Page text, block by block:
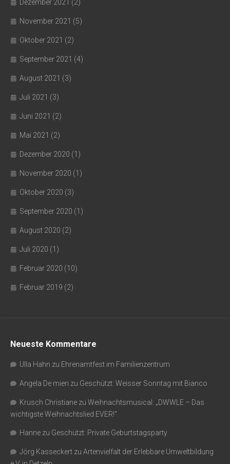
Dezember 2021 (2)
November 2021 (5)
Oktober 2021 (2)
September 2021 (4)
August 2021 (3)
Juli 2021 (3)
Juni 2021 (2)
Mai 2021 (2)
Dezember 2020 (1)
November 2020 (1)
Oktober 2020 (3)
September 2020 (1)
August 2020 (2)
Juli 2020 (1)
Februar 2020 (10)
Februar 2019 (2)
Neueste Kommentare
Ulla Hahn zu Ehrenamtfest im Familienzentrum
Angela De mieri zu Geschützt: Weisser Sonntag mit Bianco
Krusch Christiane zu Weihnachtsmusical: „DWWLE – Das
wichtigste Weihnachtslied EVER!“
Hanne zu Geschützt: Private Geburtstagsparty
Jörg Kasseckert zu Artenvielfalt der Erlebbare Umweltbildung